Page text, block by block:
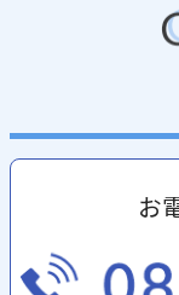
お